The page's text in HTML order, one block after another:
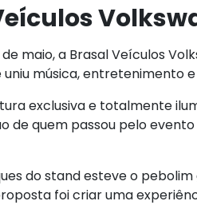
de maio, a Brasal Veículos
uniu música, entretenimento
exclusiva e totalmente
de quem passou pelo
do stand esteve o
foi criar uma